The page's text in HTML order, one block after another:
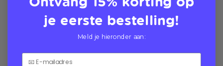
je eerste bestelling!
Meld je hieronder aan: